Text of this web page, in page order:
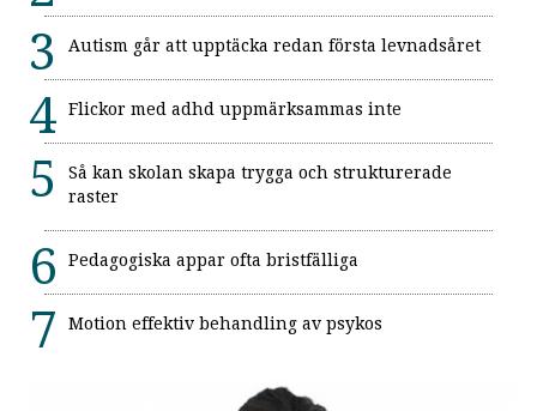
Autism går att upptäcka redan första levnadsåret
Flickor med adhd uppmärksammas inte
Så kan skolan skapa trygga och strukturerade
raster
Pedagogiska appar ofta bristfälliga
Motion effektiv behandling av psykos